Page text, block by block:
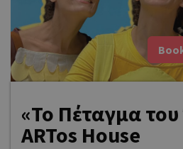
50 BEST
AGENDA
COLLECTIONS
STORIES
«Το Πέταγμα
ARTos House